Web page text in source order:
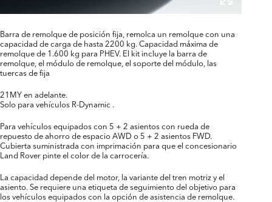
Barra de remolque de posición fija, remolca un remolque con una
capacidad de carga de hasta 2200 kg. Capacidad máxima de
remolque de 1.600 kg para PHEV. El kit incluye la barra de
remolque, el módulo de remolque, el soporte del módulo, las
tuercas de fija
21MY en adelante.
Solo para vehículos R-Dynamic .
Para vehículos equipados con 5 + 2 asientos con rueda de
repuesto de ahorro de espacio AWD o 5 + 2 asientos FWD.
Cubierta suministrada con imprimación para que el concesionario
Land Rover pinte el color de la carrocería.
La capacidad depende del motor, la variante del tren motriz y el
asiento. Se requiere una etiqueta de seguimiento del objetivo para
los vehículos equipados con la opción de asistencia de remolque.